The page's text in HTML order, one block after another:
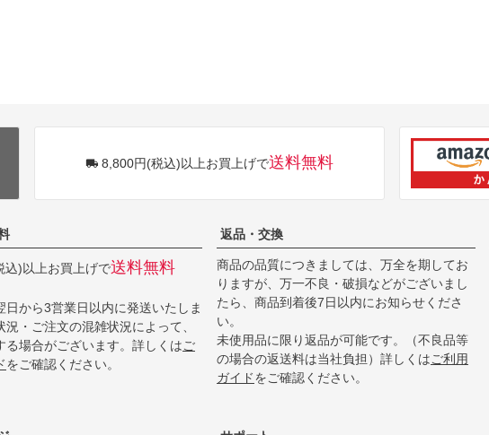
8,800円(税込)以上お買上げで送料無料
込)以上お買上げで送料無料
日から3営業日以内に発送いたしま
況・ご注文の混雑状況によって、
る場合がございます。詳しくはご
をご確認ください。
返品・交換
商品の品質につきましては、万全を期してお
りますが、万一不良・破損などがございまし
たら、商品到着後7日以内にお知らせくださ
い。
未使用品に限り返品が可能です。（不良品等
の場合の返送料は当社負担）詳しくはご利用
ガイドをご確認ください。